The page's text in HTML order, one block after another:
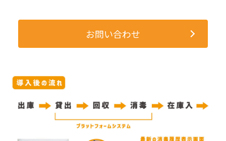
お問い合わせ